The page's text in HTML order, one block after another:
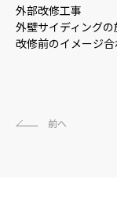
外部改修工事
外壁サイディング
改修前のイメージ
前へ